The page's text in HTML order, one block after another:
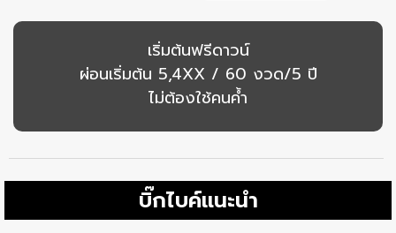
เริ่มต้นฟรีดาวน์
ผ่อนเริ่มต้น 5,4XX / 60 งวด/5 ปี
ไม่ต้องใช้คนค้ำ
บิ๊กไบค์แนะนำ